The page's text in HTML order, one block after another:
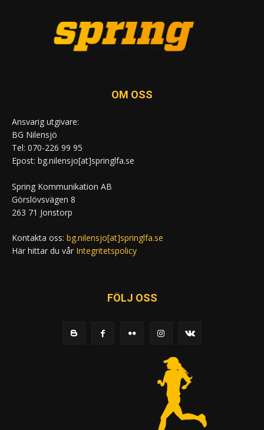
OM OSS
Ansvarig utgivare:
BG Nilensjö
Tel: 070-226 99 95
Epost: bg.nilensjo[at]springlfa.se
Spring Kommunikation AB
Görslövsvägen 8
263 71 Jonstorp
Kontakta oss: bg.nilensjo[at]springlfa.se
Här hittar du vår Integritetspolicy
FÖLJ OSS